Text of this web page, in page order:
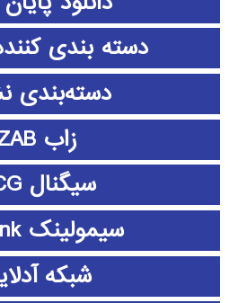
دسته بندی
دسته‌بندی
زاب ZAB
سیگنال ECG
سیمولینک simulink
شبکه